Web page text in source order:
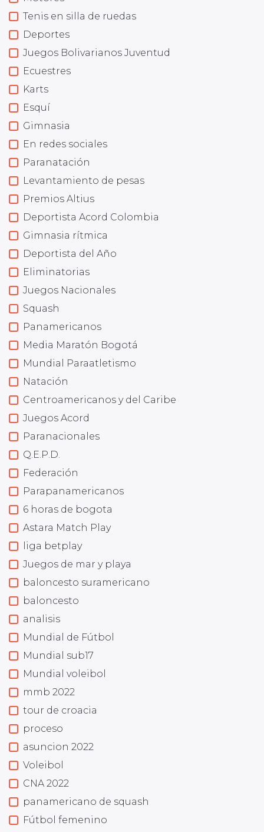
Tenis en silla de ruedas
Deportes
Juegos Bolivarianos Juventud
Ecuestres
Karts
Esquí
Gimnasia
En redes sociales
Paranatación
Levantamiento de pesas
Premios Altius
Deportista Acord Colombia
Gimnasia rítmica
Deportista del Año
Eliminatorias
Juegos Nacionales
Squash
Panamericanos
Media Maratón Bogotá
Mundial Paraatletismo
Natación
Centroamericanos y del Caribe
Juegos Acord
Paranacionales
Q.E.P.D.
Federación
Parapanamericanos
6 horas de bogota
Astara Match Play
liga betplay
Juegos de mar y playa
baloncesto suramericano
baloncesto
analisis
Mundial de Fútbol
Mundial sub17
Mundial voleibol
mmb 2022
tour de croacia
proceso
asuncion 2022
Voleibol
CNA 2022
panamericano de squash
Fútbol femenino